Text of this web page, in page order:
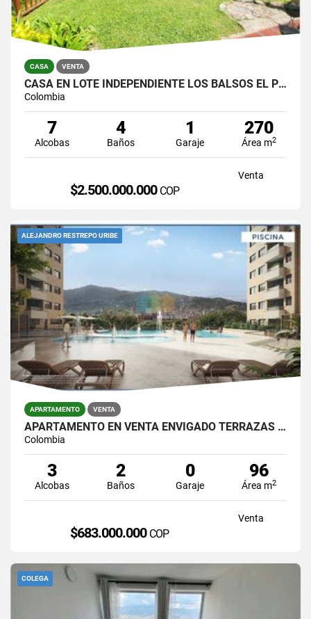
CASA VENTA
CASA EN LOTE INDEPENDIENTE LOS BALSOS EL POBLADO
Colombia
7
Alcobas
4
Baños
1
Garaje
270
Área m2
Venta
$2.500.000.000 COP
ALEJANDRO RESTREPO URIBE
APARTAMENTO VENTA
APARTAMENTO EN VENTA ENVIGADO TERRAZAS DEL RIO
Colombia
3
Alcobas
2
Baños
0
Garaje
96
Área m2
Venta
$683.000.000 COP
COLEGA